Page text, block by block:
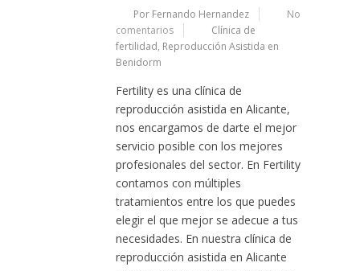
Por Fernando Hernandez
No
comentarios
Clínica de
fertilidad, Reproducción Asistida en
Benidorm
Fertility es una clínica de
reproducción asistida en Alicante,
nos encargamos de darte el mejor
servicio posible con los mejores
profesionales del sector. En Fertility
contamos con múltiples
tratamientos entre los que puedes
elegir el que mejor se adecue a tus
necesidades. En nuestra clínica de
reproducción asistida en Alicante